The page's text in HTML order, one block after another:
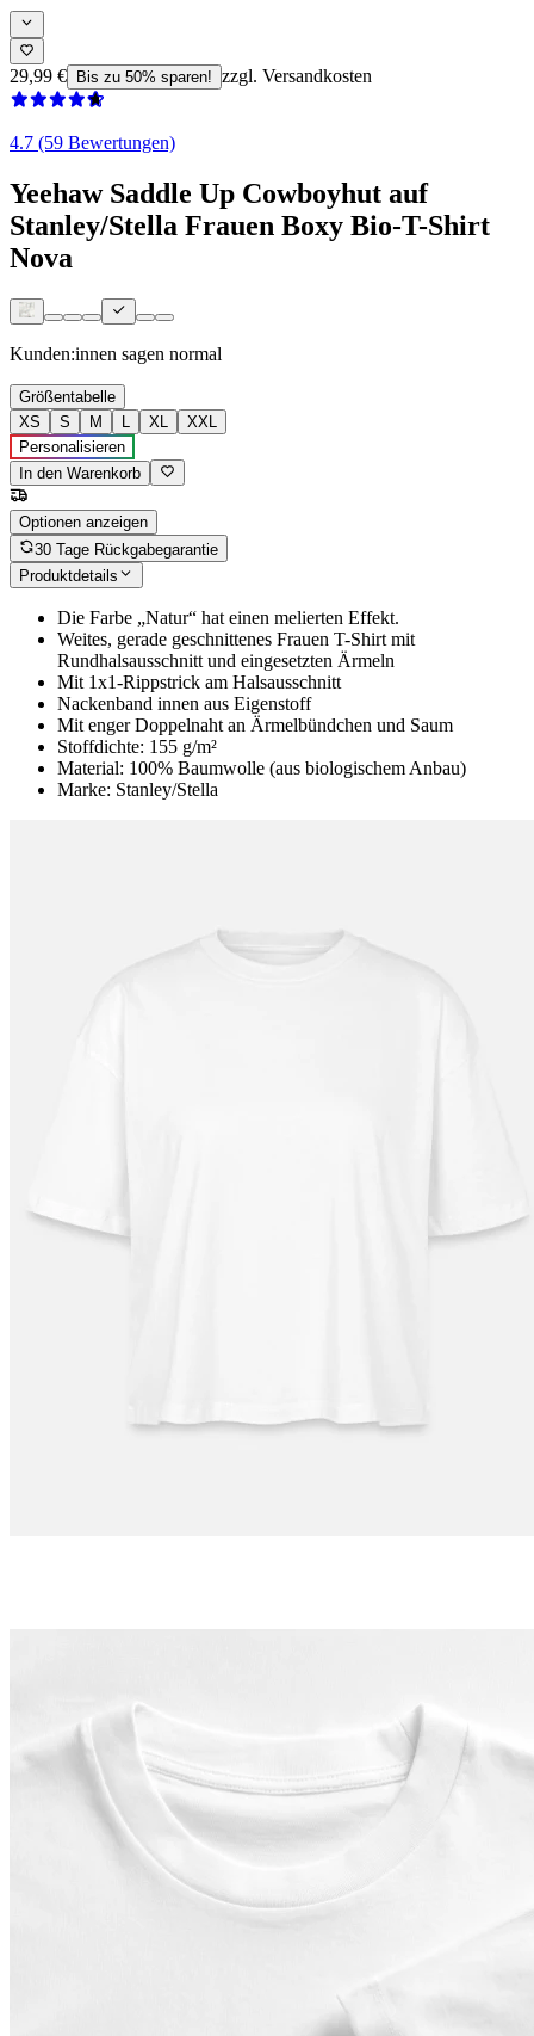
29,99 € Bis zu 50% sparen! zzgl. Versandkosten
4.7 (59 Bewertungen)
Yeehaw Saddle Up Cowboyhut auf
Stanley/Stella Frauen Boxy Bio-T-Shirt
Nova
Kunden:innen sagen normal
Größentabelle
XS
S M L XL
XXL
Personalisieren
In den Warenkorb
Optionen anzeigen
30 Tage Rückgabegarantie
Produktdetails
Die Farbe „Natur“ hat einen melierten Effekt.
Weites, gerade geschnittenes Frauen T-Shirt mit
Rundhalsausschnitt und eingesetzten Ärmeln
Mit 1x1-Rippstrick am Halsausschnitt
Nackenband innen aus Eigenstoff
Mit enger Doppelnaht an Ärmelbündchen und Saum
Stoffdichte: 155 g/m²
Material: 100% Baumwolle (aus biologischem Anbau)
Marke: Stanley/Stella